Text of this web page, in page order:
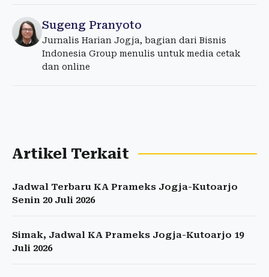
Sugeng Pranyoto
Jurnalis Harian Jogja, bagian dari Bisnis
Indonesia Group menulis untuk media cetak
dan online
Artikel Terkait
Jadwal Terbaru KA Prameks Jogja-Kutoarjo
Senin 20 Juli 2026
Simak, Jadwal KA Prameks Jogja-Kutoarjo 19
Juli 2026